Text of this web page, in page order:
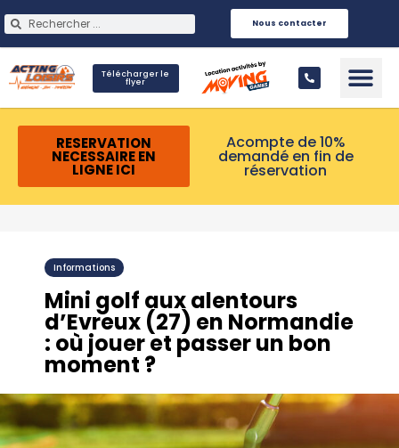
Nous contacter
Télécharger le
flyer
RESERVATION
NECESSAIRE EN
LIGNE ICI
Acompte de 10%
demandé en fin de
réservation
Informations
Mini golf aux alentours
d’Evreux (27) en Normandie
: où jouer et passer un bon
moment ?